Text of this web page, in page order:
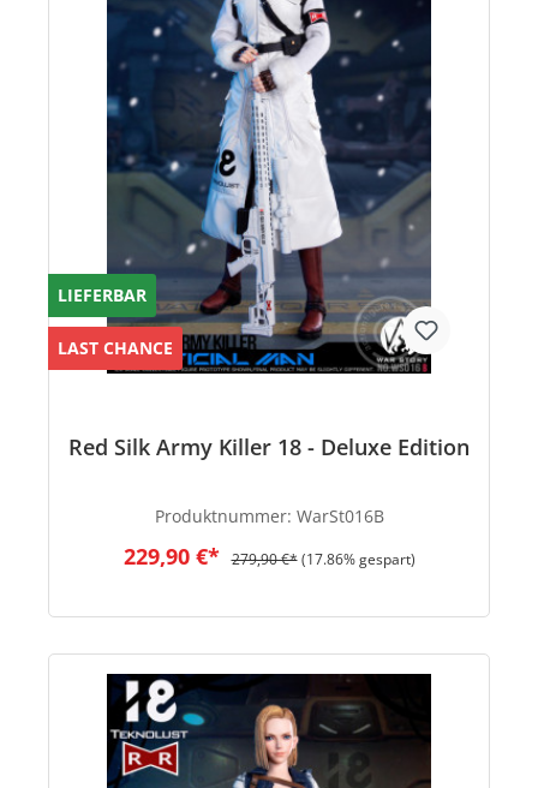
LIEFERBAR
LAST CHANCE
Red Silk Army Killer 18 - Deluxe Edition
Produktnummer: WarSt016B
229,90 €* 279,90 €* (17.86% gespart)